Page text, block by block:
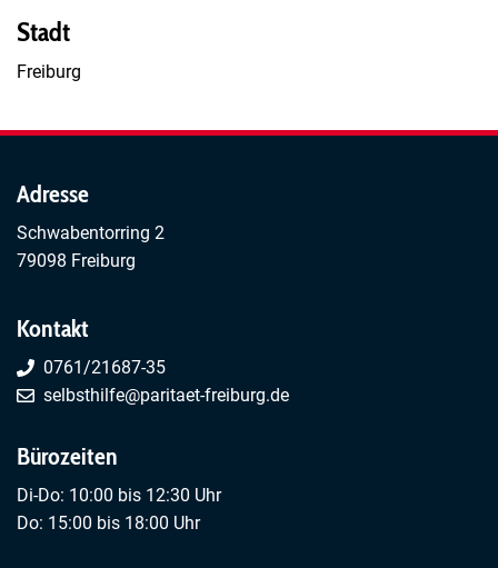
Stadt
Freiburg
Adresse
Schwabentorring 2
79098 Freiburg
Kontakt
0761/21687-35
selbsthilfe@paritaet-freiburg.de
Bürozeiten
Di-Do: 10:00 bis 12:30 Uhr
Do: 15:00 bis 18:00 Uhr